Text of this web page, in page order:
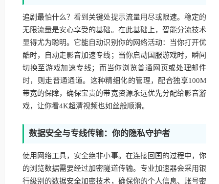
追剧最怕什么？看到关键处提示流量用尽或限速。稳定的
无限流量是安心享受的基础。在此基础上，智能分流技术
显得尤为聪明。它能自动识别你的网络活动：当你打开优
酷时，自动走影音加速专线；当你启动国服游戏时，瞬间
切换至游戏加速专线；而当你浏览普通网页或处理邮件
时，则走普通通道。这种精细化的管理，配合独享100M
带宽的保障，确保宝贵的带宽资源永远优先分配给影音游
戏，让你看4K超清视频也如丝般顺滑。
数据安全与专线传输：你的隐私守护者
使用网络工具，安全绝非小事。在连接回国的过程中，你
的浏览数据需要经过加密隧道传输。专业加速器会采用银
行级别的数据安全加密技术，确保你的个人信息、账号密